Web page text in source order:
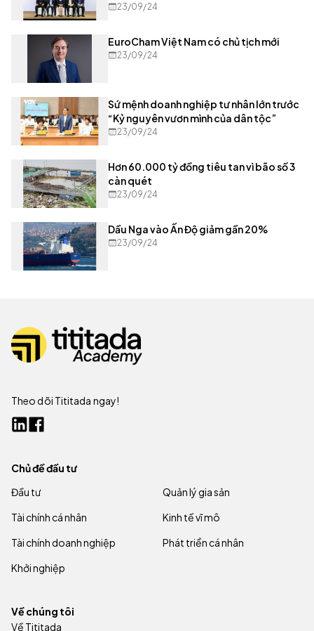
23/09/24
EuroCham Việt Nam có chủ tịch mới
23/09/24
Sứ mệnh doanh nghiệp tư nhân lớn trước
“Kỷ nguyên vươn mình của dân tộc”
23/09/24
Hơn 60.000 tỷ đồng tiêu tan vì bão số 3
càn quét
23/09/24
Dầu Nga vào Ấn Độ giảm gần 20%
23/09/24
Theo dõi Tititada ngay!
Chủ đề đầu tư
Đầu tư
Quản lý gia sản
Tài chính cá nhân
Kinh tế vĩ mô
Tài chính doanh nghiệp
Phát triển cá nhân
Khởi nghiệp
Về chúng tôi
Về Tititada